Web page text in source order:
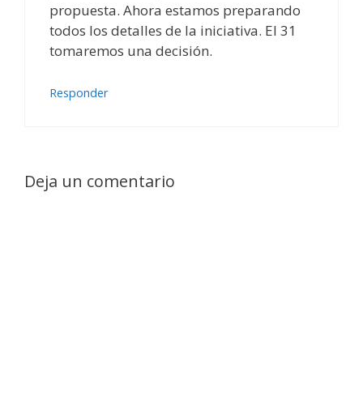
propuesta. Ahora estamos preparando
todos los detalles de la iniciativa. El 31
tomaremos una decisión.
Responder
Deja un comentario